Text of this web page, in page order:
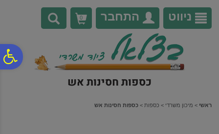
נגישות
אתר
המרכזי
ניווט התחבר 0
כספות חסינות אש
ראשי > מיכון משרדי > כספות > כספות חסינות אש